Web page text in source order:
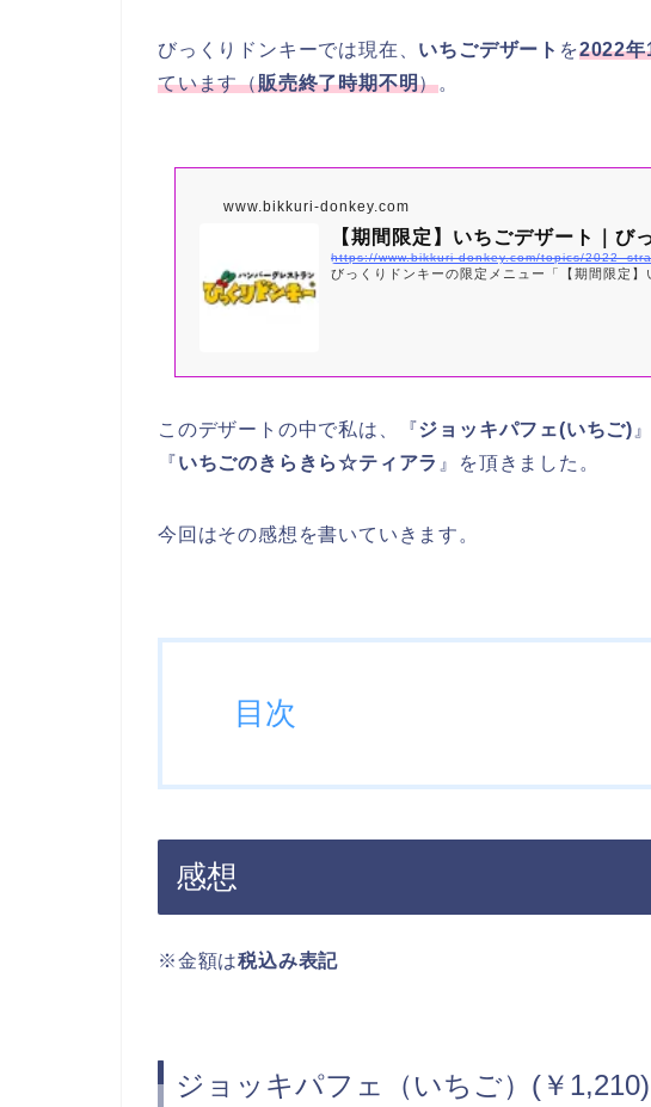
びっくりドンキーでは現在、 いちごデザート を2022年
ています（販売終了時期不明）。
www.bikkuri-donkey.com
【期間限定】いちごデザート｜び
https://www.bikkuri-donkey.com/topics/
びっくりドンキーの限定メニュー「【期間限定】
このデザートの中で私は、『ジョッキパフェ(いちご)
『いちごのきらきら☆ティアラ 』を頂きました。
今回はその感想を書いていきます。
目次
感想
※金額は税込み表記
ジョッキパフェ（いちご）(￥1,210)